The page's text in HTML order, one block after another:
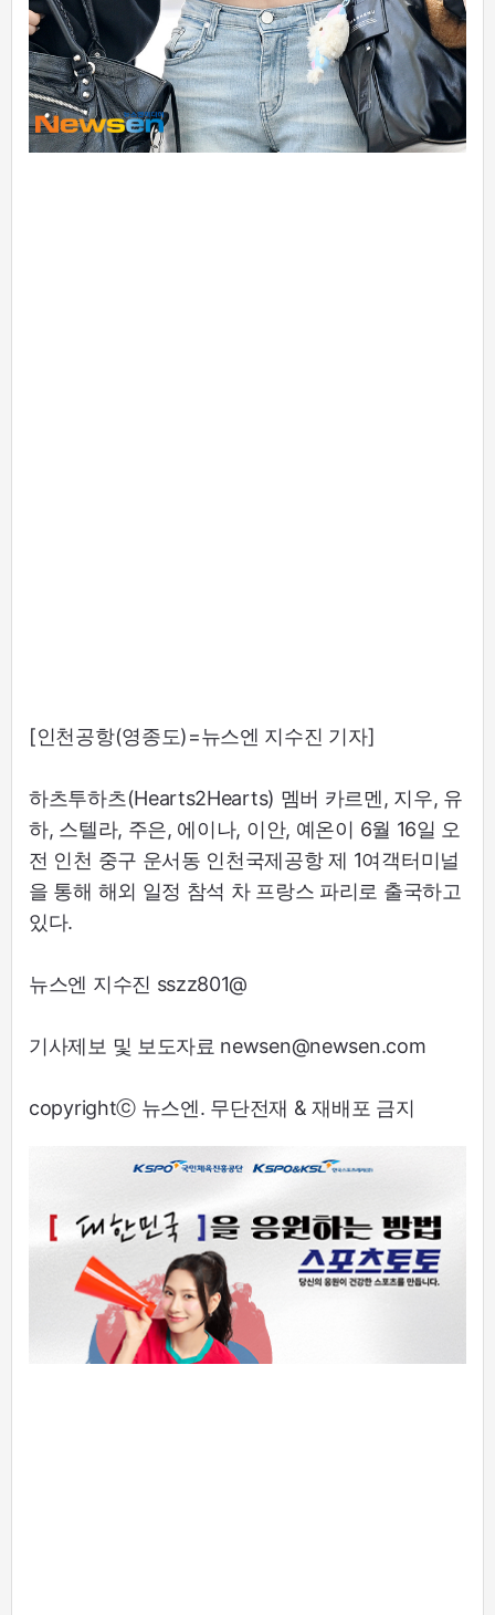
[인천공항(영종도)=뉴스엔 지수진 기자]
하츠투하츠(Hearts2Hearts) 멤버 카르멘, 지우, 유
하, 스텔라, 주은, 에이나, 이안, 예온이 6월 16일 오
전 인천 중구 운서동 인천국제공항 제 1여객터미널
을 통해 해외 일정 참석 차 프랑스 파리로 출국하고
있다.
뉴스엔 지수진 sszz801@
기사제보 및 보도자료 newsen@newsen.com
copyrightⓒ 뉴스엔. 무단전재 & 재배포 금지